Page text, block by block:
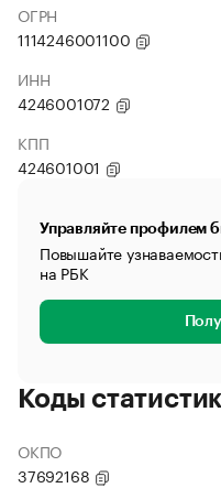
ОГРН
1114246001100
ИНН
4246001072
КПП
424601001
Управляйте профилем
Повышайте
на РБК
Коды
ОКПО
37692168